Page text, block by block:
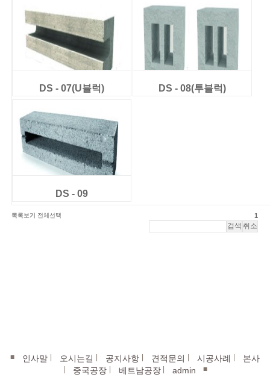
DS - 07(U블럭) DS - 08(투블럭)
DS - 09
목록보기 전체선택 1
■ 인사말 | 오시는길 | 공지사항 | 견적문의 | 시공사례 | 본사
| 중국공장 | 베트남공장| admin ■